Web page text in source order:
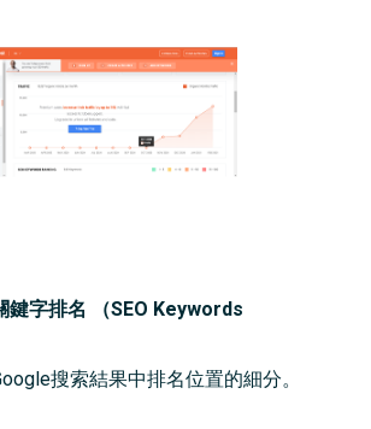
鍵字排名 （SEO Keywords
搜索結果中排名位置的細分。